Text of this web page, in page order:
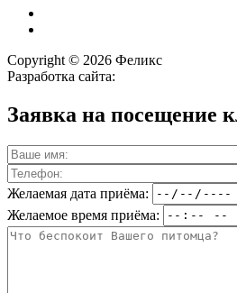
Copyright © 2026 Феликс
Разработка сайта:
Заявка на посещение
Желаемая дата приёма:
Желаемое время приёма: